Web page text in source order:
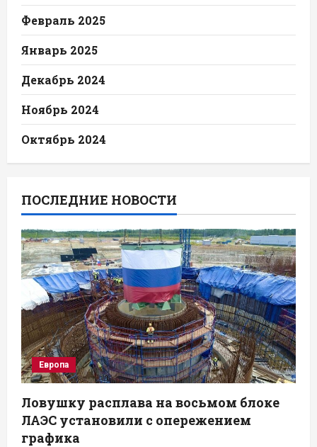
Февраль 2025
Январь 2025
Декабрь 2024
Ноябрь 2024
Октябрь 2024
ПОСЛЕДНИЕ НОВОСТИ
Европа
Ловушку расплава на восьмом блоке
ЛАЭС установили с опережением
графика